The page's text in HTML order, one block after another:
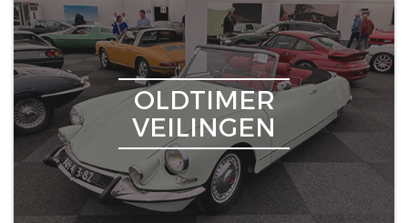
OLDTIMER
VEILINGEN